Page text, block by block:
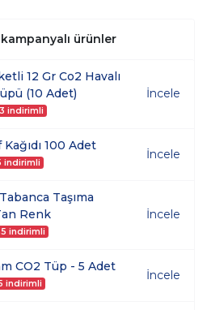
ürünler
12 Gr Co2 Havalı
(10 Adet)
indirimli
İncele
100 Adet
indirimli
İncele
Taşıma
Renk
indirimli
İncele
CO2 Tüp - 5 Adet
indirimli
İncele